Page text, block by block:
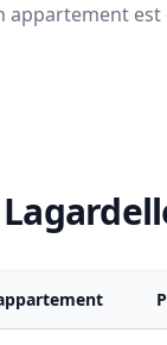
appartement est